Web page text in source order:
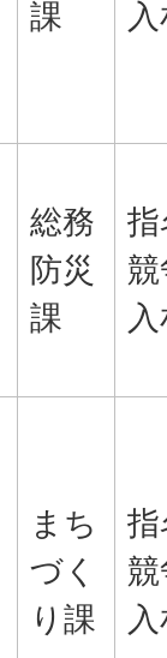
課
総務
防災
課
指
まち
づく
り課
指